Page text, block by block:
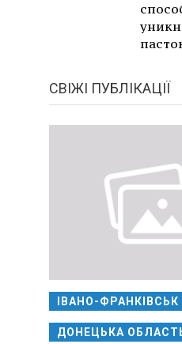
СВІЖІ ПУБЛІКАЦІЇ
ІВАНО-ФРАНКІВСЬК
ДОНЕЦЬКА